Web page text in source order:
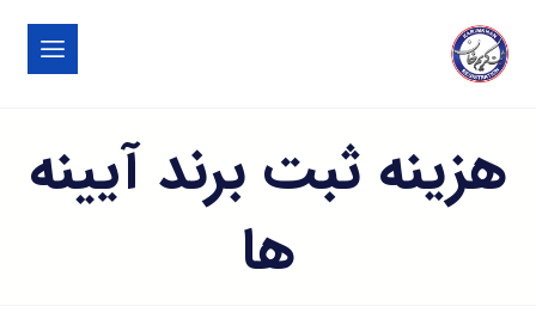
هزینه ثبت برند آیینه
ها